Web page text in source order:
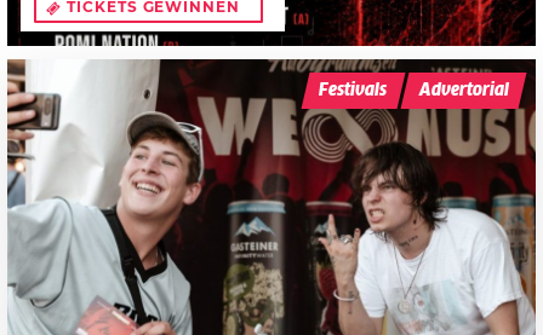
TICKETS GEWINNEN
Festivals Advertorial